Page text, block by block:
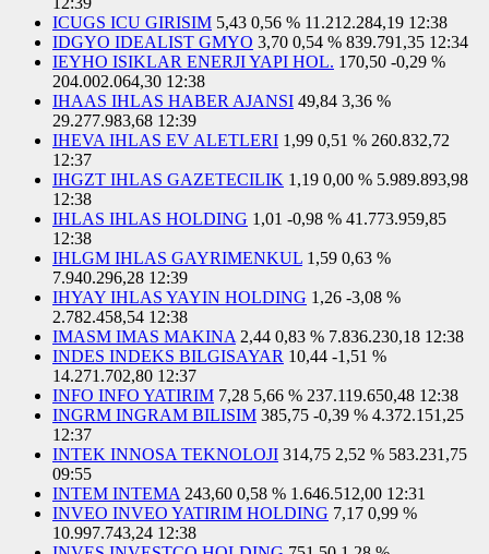
ICUGS ICU GIRISIM 5,43 0,56 % 11.212.284,19 12:38
IDGYO IDEALIST GMYO 3,70 0,54 % 839.791,35 12:34
IEYHO ISIKLAR ENERJI YAPI HOL. 170,50 -0,29 %
204.002.064,30 12:38
IHAAS IHLAS HABER AJANSI 49,84 3,36 %
29.277.983,68 12:39
IHEVA IHLAS EV ALETLERI 1,99 0,51 % 260.832,72
12:37
IHGZT IHLAS GAZETECILIK 1,19 0,00 % 5.989.893,98
12:38
IHLAS IHLAS HOLDING 1,01 -0,98 % 41.773.959,85
12:38
IHLGM IHLAS GAYRIMENKUL 1,59 0,63 %
7.940.296,28 12:39
IHYAY IHLAS YAYIN HOLDING 1,26 -3,08 %
2.782.458,54 12:38
IMASM IMAS MAKINA 2,44 0,83 % 7.836.230,18 12:38
INDES INDEKS BILGISAYAR 10,44 -1,51 %
14.271.702,80 12:37
INFO INFO YATIRIM 7,28 5,66 % 237.119.650,48 12:38
INGRM INGRAM BILISIM 385,75 -0,39 % 4.372.151,25
12:37
INTEK INNOSA TEKNOLOJI 314,75 2,52 % 583.231,75
09:55
INTEM INTEMA 243,60 0,58 % 1.646.512,00 12:31
INVEO INVEO YATIRIM HOLDING 7,17 0,99 %
10.997.743,24 12:38